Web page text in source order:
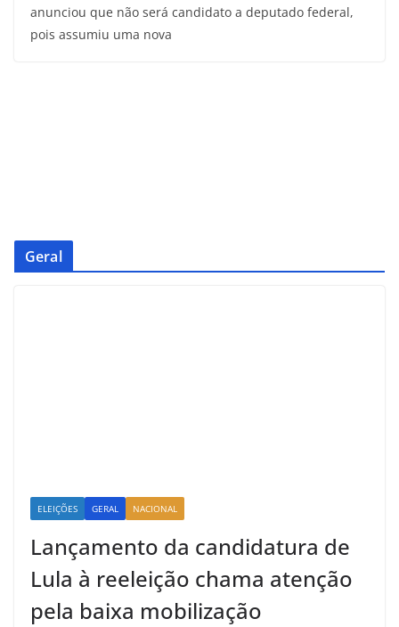
anunciou que não será candidato a deputado federal,
pois assumiu uma nova
Geral
ELEIÇÕES GERAL NACIONAL
Lançamento da candidatura de
Lula à reeleição chama atenção
pela baixa mobilização